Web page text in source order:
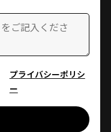
プライバシーポリシ
ー